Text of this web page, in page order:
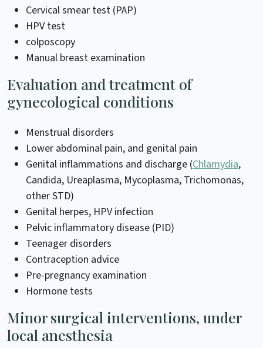
Cervical smear test (PAP)
HPV test
colposcopy
Manual breast examination
Evaluation and treatment of
gynecological conditions
Menstrual disorders
Lower abdominal pain, and genital pain
Genital inflammations and discharge (Chlamydia,
Candida, Ureaplasma, Mycoplasma, Trichomonas,
other STD)
Genital herpes, HPV infection
Pelvic inflammatory disease (PID)
Teenager disorders
Contraception advice
Pre-pregnancy examination
Hormone tests
Minor surgical interventions, under
local anesthesia